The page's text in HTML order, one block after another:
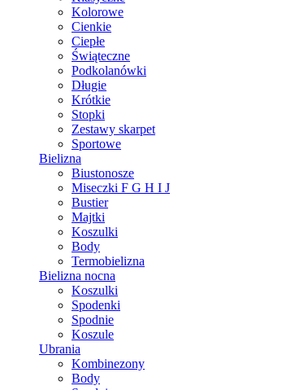
Kolorowe
Cienkie
Ciepłe
Świąteczne
Podkolanówki
Długie
Krótkie
Stopki
Zestawy skarpet
Sportowe
Bielizna
Biustonosze
Miseczki F G H I J
Bustier
Majtki
Koszulki
Body
Termobielizna
Bielizna nocna
Koszulki
Spodenki
Spodnie
Koszule
Ubrania
Kombinezony
Body